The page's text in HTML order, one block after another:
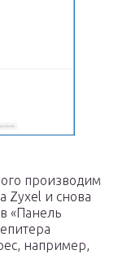
производим
Zyxel и снова
«Панель
например,